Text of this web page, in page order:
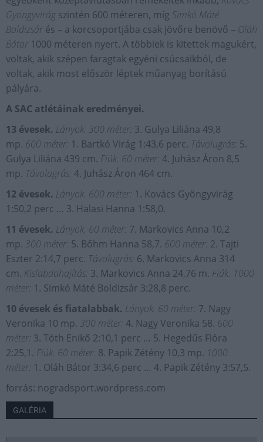
Gyöngyvirág szintén 600 méteren, míg Simkó Máté
Boldizsár és – a korcsoportjába csak jövőre benövő – Oláh
Bátor 1000 méteren nyert. A többiek is kitettek magukért,
voltak, akik szépen faragtak egyéni csúcsaikból, de
voltak, akik most először léptek műanyag borítású
pályára.
A SAC atlétáinak eredményei.
13 évesek. Lányok. 300 méter: 3. Gulya Liliána 49,8
mp. 600 méter: 1. Bartkó Virág 1:43,6 perc. Távolugrás: 5.
Gulya Liliána 439 cm. Fiúk. 60 méter: 4. Juhász Áron 8,5
mp. Távolugrás: 4. Juhász Áron 464 cm.
12 évesek. Lányok. 600 méter: 1. Kovács Gyöngyvirág
1:50,2 perc … 3. Halasi Hanna 1:58,0.
11 évesek. Lányok. 60 méter: 7. Markovics Anna 10,2
mp. 300 méter: 5. Bőhm Hanna 58,7. 600 méter: 2. Tajti
Eszter 2:14,7 perc. Távolugrás: 6. Markovics Anna 314
cm. Kislabdahajítás: 3. Markovics Anna 24,76 m. Fiúk. 1000
méter: 1. Simkó Máté Boldizsár 3:28,8 perc.
10 évesek és fiatalabbak. Lányok. 60 méter: 7. Nagy
Veronika 10 mp. 300 méter: 4. Nagy Veronika 58. 600
méter: 3. Tóth Enikő 2:10,1 perc … 5. Hegedűs Flóra
2:25,1. Fiúk. 60 méter: 8. Papik Zétény 10,3 mp. 1000
méter: 1. Oláh Bátor 3:34,6 perc … 4. Papik Zétény 3:57,5.
forrás: nogradsport.wordpress.com
GALÉRIA